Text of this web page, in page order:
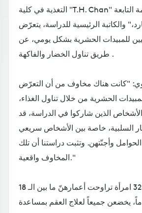
التغذية في كلية "T.H. Chan" للصحة العامة التابعة
والكاتبة الرئيسية للدراسة، يتعرّض
للمبيدات الحشرية بشكل يومي، عن
طريق تناول الخضار والفاكهة .
"كانت هناك مخاوف من أن التعرّض
الحشرية من خلال تناول الغذاء،
الذين شاركوا في الدراسة، قد
السلبية، خاصة بين الأشخاص سريعي
الحوامل وأجنّتهن. وتثبت دراستنا أن تلك
المخاوف واقعية."
وشملت الدراسة 325 امرأة تراوحت أعمارهنّ ما بين الـ 18
عاماً، يخضعن جميعاً لعلاج العقم بمساعدة